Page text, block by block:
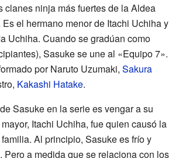
clanes ninja más fuertes de la Aldea
el hermano menor de Itachi Uchiha y
Uchiha. Cuando se gradúan como
Sasuke se une al «Equipo 7».
por Naruto Uzumaki, Sakura
Kakashi Hatake.
Sasuke en la serie es vengar a su
Itachi Uchiha, fue quien causó la
Al principio, Sasuke es frío y
Pero a medida que se relaciona con los